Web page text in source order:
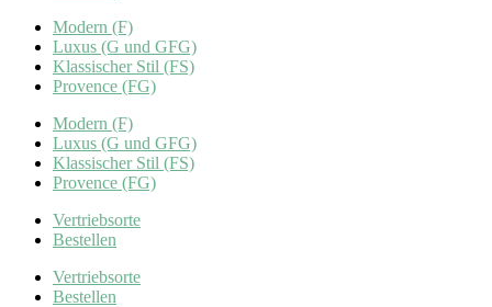
Modern (F)
Luxus (G und GFG)
Klassischer Stil (FS)
Provence (FG)
Modern (F)
Luxus (G und GFG)
Klassischer Stil (FS)
Provence (FG)
Vertriebsorte
Bestellen
Vertriebsorte
Bestellen